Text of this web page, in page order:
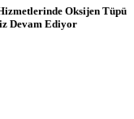
Oksijen Tüpü
Devam Ediyor